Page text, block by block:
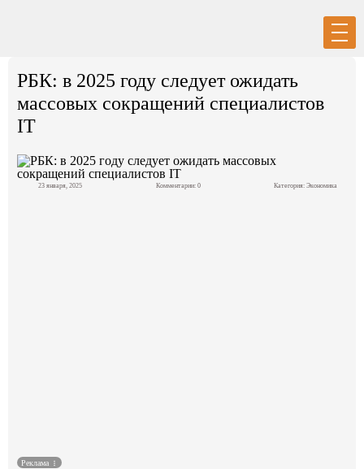
Вход
Политика
РБК: в 2025 году следует ожидать
массовых сокращений специалистов
IT
23 января, 2025 Комментарии: 0 Категория: Экономика
Реклама